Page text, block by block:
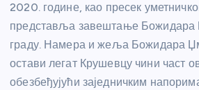
2020. године, као пресек
представља завештање Божидара
граду. Намера и жеља Божидара
остави легат Крушевцу чини част
обезбеђујући заједничким